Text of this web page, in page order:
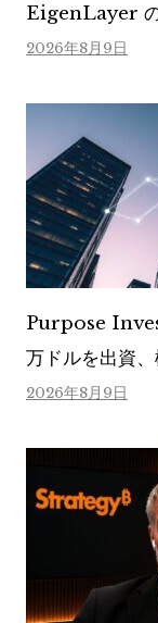
EigenLayer の
2026年8月9日
Purpose
万ドルを出資
2026年8月9日